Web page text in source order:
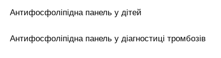
Антифосфоліпідна панель у дітей
Антифосфоліпідна панель у діагностиці тромбозів